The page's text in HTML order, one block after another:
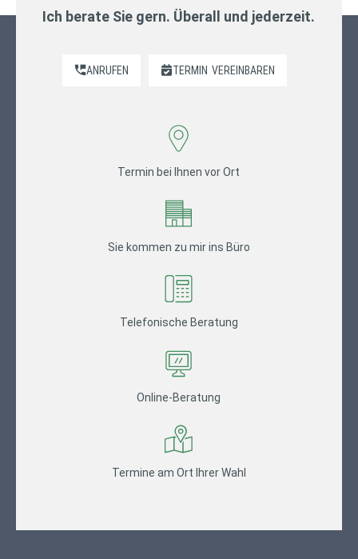
Ich berate Sie gern. Überall und jederzeit.
ANRUFEN TERMIN VEREINBAREN
Termin bei Ihnen vor Ort
Sie kommen zu mir ins Büro
Telefonische Beratung
Online-Beratung
Termine am Ort Ihrer Wahl